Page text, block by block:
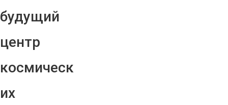
будущий
центр
космическ
их